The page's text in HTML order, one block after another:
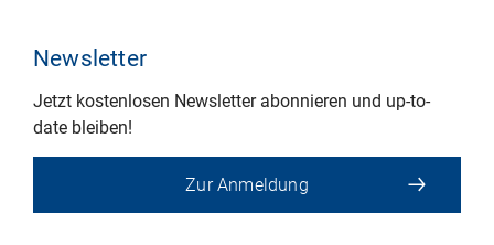
Newsletter
Jetzt kostenlosen Newsletter abonnieren und up-to-
date bleiben!
Zur Anmeldung